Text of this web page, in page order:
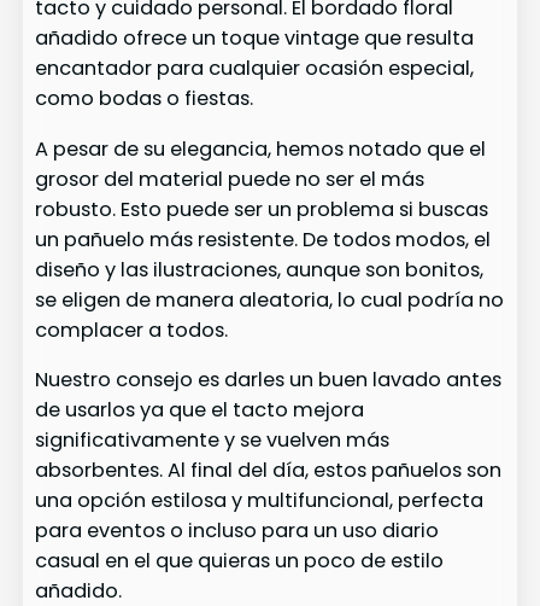
tacto y cuidado personal. El bordado floral
añadido ofrece un toque vintage que resulta
encantador para cualquier ocasión especial,
como bodas o fiestas.
A pesar de su elegancia, hemos notado que el
grosor del material puede no ser el más
robusto. Esto puede ser un problema si buscas
un pañuelo más resistente. De todos modos, el
diseño y las ilustraciones, aunque son bonitos,
se eligen de manera aleatoria, lo cual podría no
complacer a todos.
Nuestro consejo es darles un buen lavado antes
de usarlos ya que el tacto mejora
significativamente y se vuelven más
absorbentes. Al final del día, estos pañuelos son
una opción estilosa y multifuncional, perfecta
para eventos o incluso para un uso diario
casual en el que quieras un poco de estilo
añadido.